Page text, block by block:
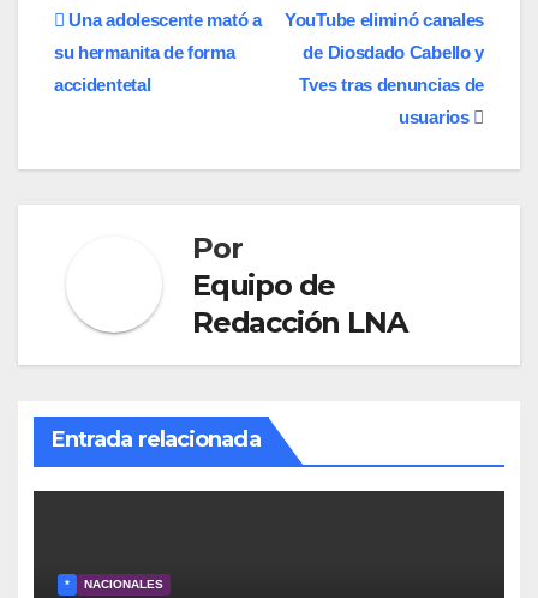
Navegación
de
YouTube eliminó canales
de Diosdado Cabello y
Tves tras denuncias de
usuarios
Una adolescente mató a
su hermanita de forma
accidentetal
Por
Equipo de
Redacción LNA
Entrada relacionada
* NACIONALES